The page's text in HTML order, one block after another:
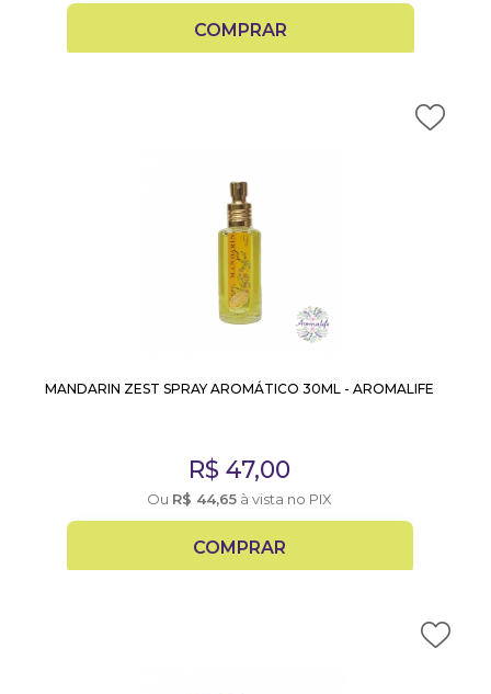
COMPRAR
MANDARIN ZEST SPRAY AROMÁTICO 30ML - AROMALIFE
R$ 47,00
Ou R$ 44,65 à vista no PIX
COMPRAR